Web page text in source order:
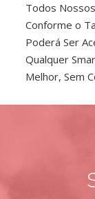
Todos
Conforme o
Poderá Ser
Qualquer
Melhor, Sem